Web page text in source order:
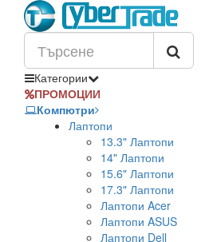
Категории
ПРОМОЦИИ
Компютри
Лаптопи
13.3" Лаптопи
14" Лаптопи
15.6" Лаптопи
17.3" Лаптопи
Лаптопи Acer
Лаптопи ASUS
Лаптопи Dell